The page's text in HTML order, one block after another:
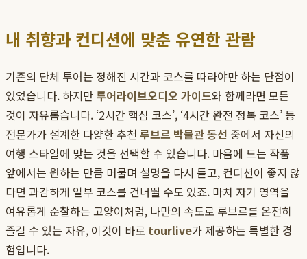
내 취향과 컨디션에 맞춘 유연한 관람
기존의 단체 투어는 정해진 시간과 코스를 따라야만 하는 단점이
있었습니다. 하지만 투어라이브오디오 가이드와 함께라면 모든
것이 자유롭습니다. ‘2시간 핵심 코스’, ‘4시간 완전 정복 코스’ 등
전문가가 설계한 다양한 추천 루브르 박물관 동선 중에서 자신의
여행 스타일에 맞는 것을 선택할 수 있습니다. 마음에 드는 작품
앞에서는 원하는 만큼 머물며 설명을 다시 듣고, 컨디션이 좋지 않
다면 과감하게 일부 코스를 건너뛸 수도 있죠. 마치 자기 영역을
여유롭게 순찰하는 고양이처럼, 나만의 속도로 루브르를 온전히
즐길 수 있는 자유, 이것이 바로 tourlive가 제공하는 특별한 경
험입니다.